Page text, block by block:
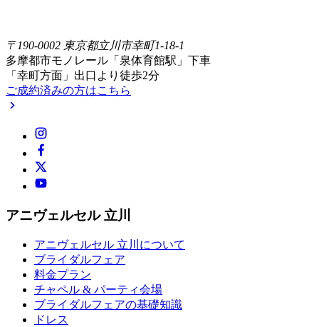
〒190-0002 東京都立川市幸町1-18-1
多摩都市モノレール「泉体育館駅」下車
「幸町方面」出口より徒歩2分
ご成約済みの方はこちら
アニヴェルセル 立川
アニヴェルセル 立川について
ブライダルフェア
料金プラン
チャペル & パーティ会場
ブライダルフェアの基礎知識
ドレス